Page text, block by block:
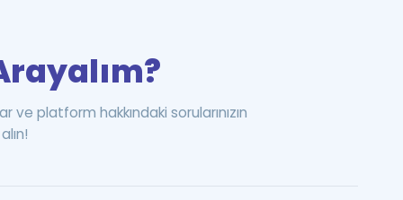
ve platform hakkındaki sorularınızın